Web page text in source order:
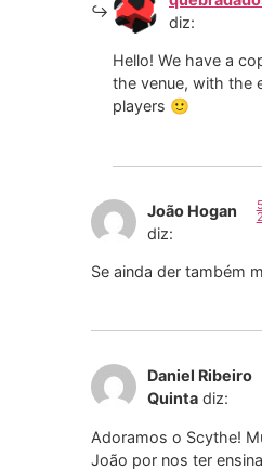
diz:
Hello! We have a
the venue, with the
players 🙂
João Hogan
diz:
Se ainda der também
Daniel Ribeiro
Quinta diz:
Adoramos o Scythe!
João por nos ter